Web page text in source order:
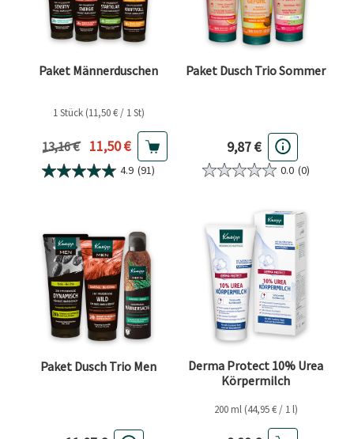
Paket Männerduschen
1 Stück (11,50 € / 1 St)
Vorheriger Preis
13,16 € Aktueller Preis
11,50 €
4.9 (91)
Paket Dusch Trio Sommer
9,87 €
0.0 (0)
Paket Dusch Trio Men
Derma Protect 10% Urea
Körpermilch
200 ml (44,95 € / 1 l)